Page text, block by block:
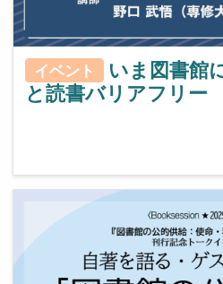
イベント
いま図書館
と読書バリアフリー